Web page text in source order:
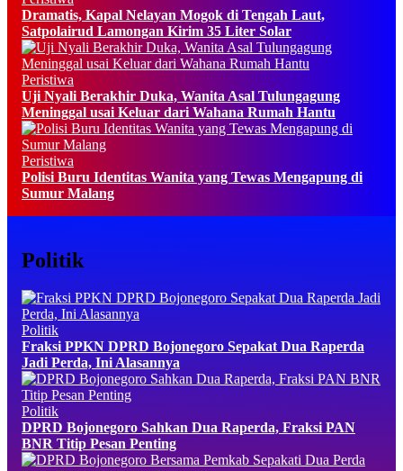
Dramatis, Kapal Nelayan Mogok di Tengah Laut,
Satpolairud Lamongan Kirim 35 Liter Solar
Peristiwa
Uji Nyali Berakhir Duka, Wanita Asal Tulungagung
Meninggal usai Keluar dari Wahana Rumah Hantu
Peristiwa
Polisi Buru Identitas Wanita yang Tewas Mengapung di
Sumur Malang
Politik
Politik
Fraksi PPKN DPRD Bojonegoro Sepakat Dua Raperda
Jadi Perda, Ini Alasannya
Politik
DPRD Bojonegoro Sahkan Dua Raperda, Fraksi PAN
BNR Titip Pesan Penting